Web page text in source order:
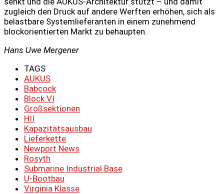
zugleich den Druck auf andere Werften erhöhen, sich als
belastbare Systemlieferanten in einem zunehmend
blockorientierten Markt zu behaupten.
Hans Uwe Mergener
TAGS
AUKUS
Babcock
Block VI
Großsektionen
HII
Kapazitätsausbau
Lieferkette
Newport News
Rosyth
Submarine Industrial Base
U-Bootbau
Virginia Klasse